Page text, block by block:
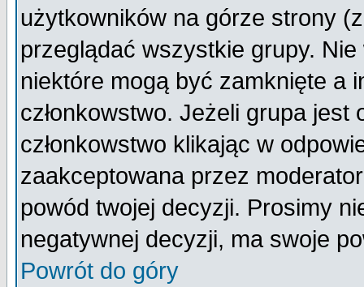
użytkowników na górze strony
przeglądać wszystkie grupy.
niektóre mogą być zamknięte a
członkowstwo. Jeżeli grupa
członkowstwo klikając w
zaakceptowana przez
powód twojej decyzji. Prosimy
negatywnej decyzji, ma swoje
Powrót do góry